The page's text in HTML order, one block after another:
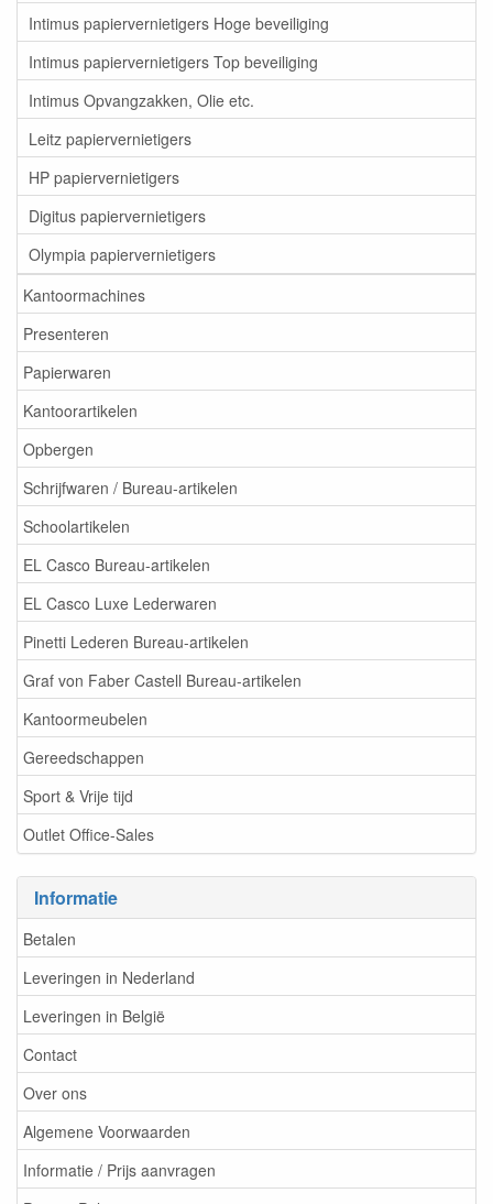
Intimus papiervernietigers Hoge beveiliging
Intimus papiervernietigers Top beveiliging
Intimus Opvangzakken, Olie etc.
Leitz papiervernietigers
HP papiervernietigers
Digitus papiervernietigers
Olympia papiervernietigers
Kantoormachines
Presenteren
Papierwaren
Kantoorartikelen
Opbergen
Schrijfwaren / Bureau-artikelen
Schoolartikelen
EL Casco Bureau-artikelen
EL Casco Luxe Lederwaren
Pinetti Lederen Bureau-artikelen
Graf von Faber Castell Bureau-artikelen
Kantoormeubelen
Gereedschappen
Sport & Vrije tijd
Outlet Office-Sales
Informatie
Betalen
Leveringen in Nederland
Leveringen in België
Contact
Over ons
Algemene Voorwaarden
Informatie / Prijs aanvragen